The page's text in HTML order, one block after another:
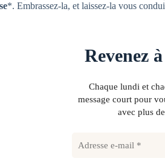
*. Embrassez-la, et laissez-la vous
Revenez
Chaque lundi et
message court pour
avec plus